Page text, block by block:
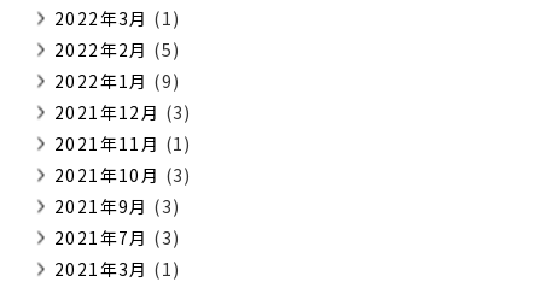
2022年3月 (1)
2022年2月 (5)
2022年1月 (9)
2021年12月 (3)
2021年11月 (1)
2021年10月 (3)
2021年9月 (3)
2021年7月 (3)
2021年3月 (1)